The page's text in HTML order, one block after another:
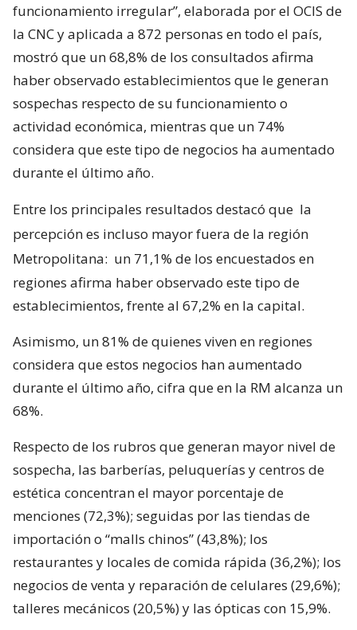
funcionamiento irregular”, elaborada por el OCIS de
la CNC y aplicada a 872 personas en todo el país,
mostró que un 68,8% de los consultados afirma
haber observado establecimientos que le generan
sospechas respecto de su funcionamiento o
actividad económica, mientras que un 74%
considera que este tipo de negocios ha aumentado
durante el último año.
Entre los principales resultados destacó que la
percepción es incluso mayor fuera de la región
Metropolitana: un 71,1% de los encuestados en
regiones afirma haber observado este tipo de
establecimientos, frente al 67,2% en la capital.
Asimismo, un 81% de quienes viven en regiones
considera que estos negocios han aumentado
durante el último año, cifra que en la RM alcanza un
68%.
Respecto de los rubros que generan mayor nivel de
sospecha, las barberías, peluquerías y centros de
estética concentran el mayor porcentaje de
menciones (72,3%); seguidas por las tiendas de
importación o “malls chinos” (43,8%); los
restaurantes y locales de comida rápida (36,2%); los
negocios de venta y reparación de celulares (29,6%);
talleres mecánicos (20,5%) y las ópticas con 15,9%.